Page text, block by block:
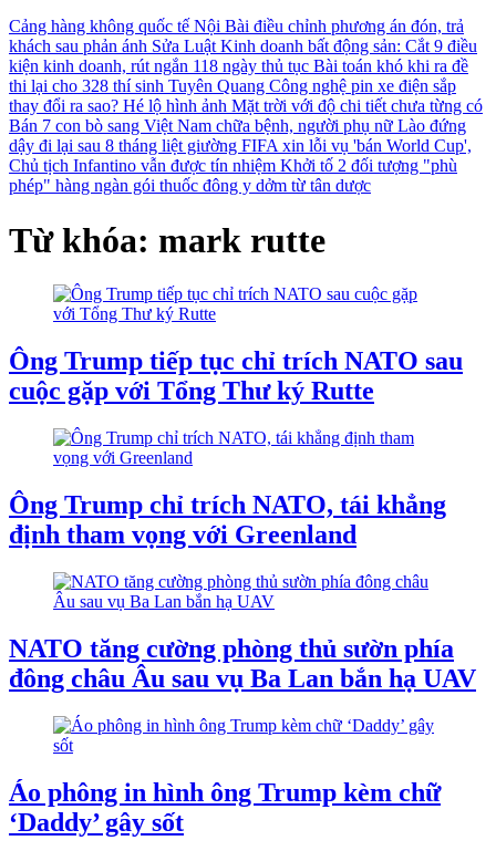
Cảng hàng không quốc tế Nội Bài điều chỉnh phương án đón, trả
khách sau phản ánh Sửa Luật Kinh doanh bất động sản: Cắt 9 điều
kiện kinh doanh, rút ngắn 118 ngày thủ tục Bài toán khó khi ra đề
thi lại cho 328 thí sinh Tuyên Quang Công nghệ pin xe điện sắp
thay đổi ra sao? Hé lộ hình ảnh Mặt trời với độ chi tiết chưa từng có
Bán 7 con bò sang Việt Nam chữa bệnh, người phụ nữ Lào đứng
dậy đi lại sau 8 tháng liệt giường FIFA xin lỗi vụ 'bán World Cup',
Chủ tịch Infantino vẫn được tín nhiệm Khởi tố 2 đối tượng "phù
phép" hàng ngàn gói thuốc đông y dởm từ tân dược
Từ khóa: mark rutte
Ông Trump tiếp tục chỉ trích NATO sau
cuộc gặp với Tổng Thư ký Rutte
Ông Trump chỉ trích NATO, tái khẳng
định tham vọng với Greenland
NATO tăng cường phòng thủ sườn phía
đông châu Âu sau vụ Ba Lan bắn hạ UAV
Áo phông in hình ông Trump kèm chữ
‘Daddy’ gây sốt